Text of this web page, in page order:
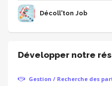
Décoll'ton Job
Développer notre
Gestion / Recherche des